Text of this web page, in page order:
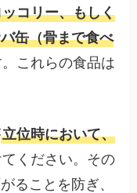
コリー、もしく
缶（骨まで食べ
これらの食品は
立位時において、
ください。その
ることを防ぎ、